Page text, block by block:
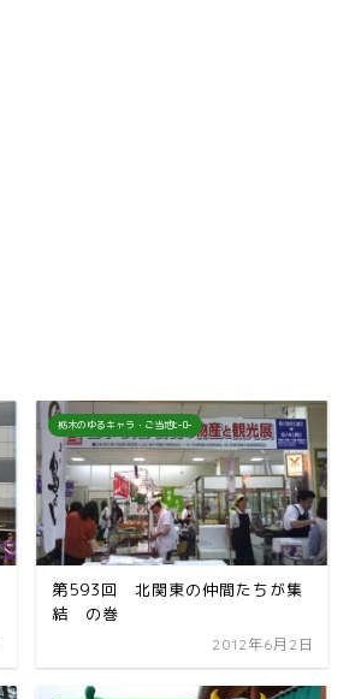
栃木のゆるキャラ・ご当地ﾋｰﾛｰ
第593回 北関東の仲間たちが集
結 の巻
2012年6月2日